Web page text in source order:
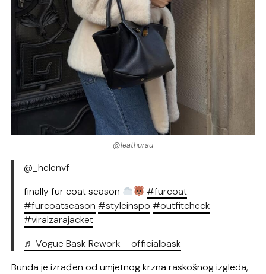
@leathurau
@_helenvf
finally fur coat season
#furcoat
#furcoatseason #styleinspo #outfitcheck
#viralzarajacket
♬ Vogue Bask Rework – officialbask
Bunda je izrađen od umjetnog krzna raskošnog izgleda,